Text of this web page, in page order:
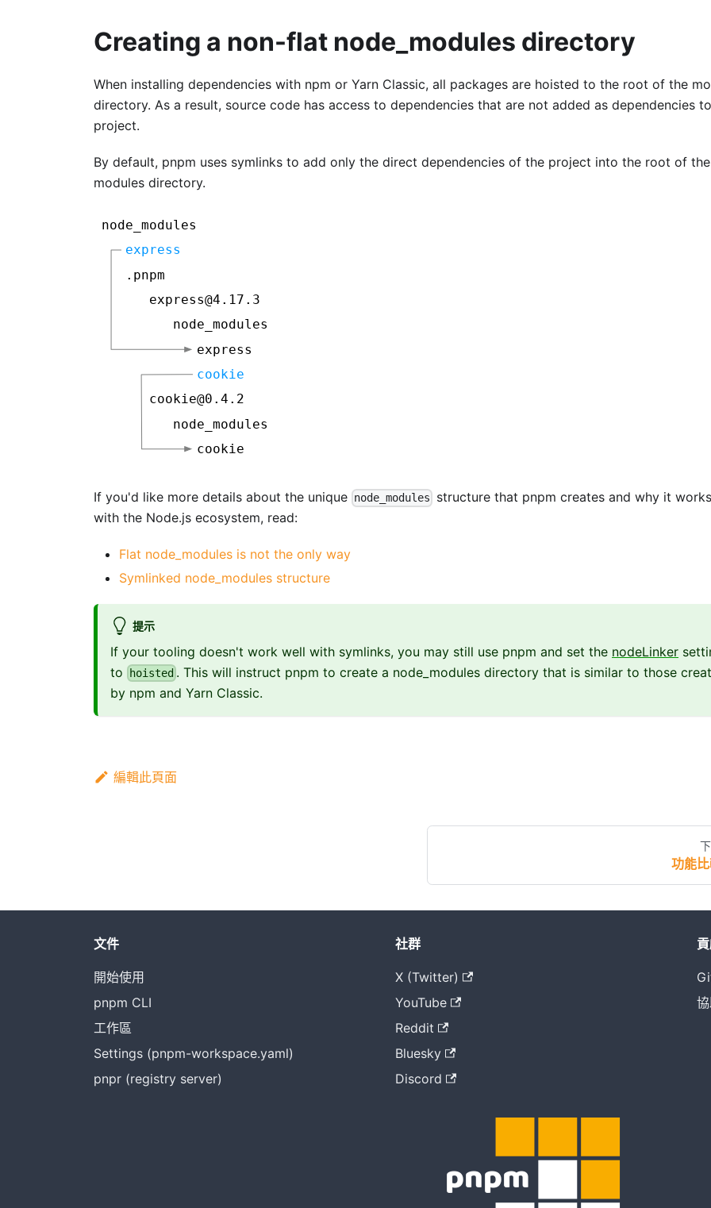
Creating a non-flat node_modules directory
When installing dependencies with npm or Yarn Classic, all packages are hoisted to the root of the
directory. As a result, source code has access to dependencies that are not added as dependencies
project.
By default, pnpm uses symlinks to add only the direct dependencies of the project into the root of the
modules directory.
If you'd like more details about the unique node_modules
structure that pnpm creates and why it
with the Node.js ecosystem, read:
Flat node_modules is not the only way
Symlinked node_modules structure
提示
If your tooling doesn't work well with symlinks, you may still use pnpm and set the nodeLinker
to
hoisted . This will instruct pnpm to create a node_modules directory that is similar to those
by npm and Yarn Classic.
編輯此頁面
功能
文件
開始使用
pnpm CLI
工作區
Settings (pnpm-workspace.yaml)
pnpr (registry server)
社群
X (Twitter)
YouTube
Reddit
Bluesky
Discord